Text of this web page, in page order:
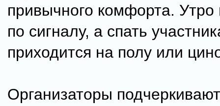
привычного комфорта. Утро
по сигналу, а спать
приходится на полу или
Организаторы